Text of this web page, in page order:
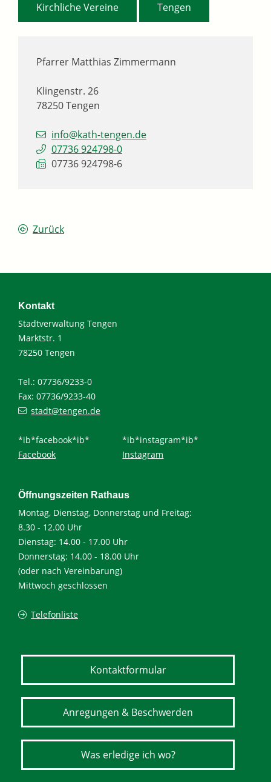
Pfarrer Matthias Zimmermann
Klingenstr. 26
78250Tengen
info@kath-tengen.de
07736 924798-0
07736 924798-6
Kirchliche Vereine Tengen
Zurück
Kontakt
Stadtverwaltung Tengen
Marktstr. 1
78250 Tengen
Tel.: 07736/9233-0
Fax: 07736/9233-40
stadt@tengen.de
*ib*facebook*ib*
Facebook
*ib*instagram*ib*
Instagram
Öffnungszeiten Rathaus
Montag, Dienstag, Donnerstag und Freitag:
8.30 - 12.00 Uhr
Dienstag: 14.00 - 17.00 Uhr
Donnerstag: 14.00 - 18.00 Uhr
(oder nach Vereinbarung)
Mittwoch geschlossen
Telefonliste
Kontaktformular
Anregungen & Beschwerden
Was erledige ich wo?